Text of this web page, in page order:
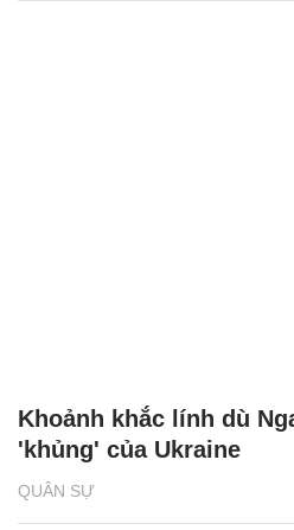
QUÂN SỰ
Khoảnh khắc lính dù
'khủng' của Ukraine